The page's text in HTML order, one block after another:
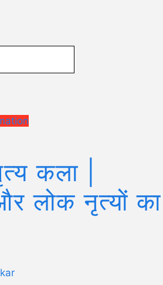
कला |
लोक नृत्यों का